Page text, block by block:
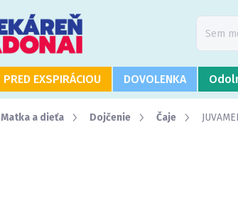
PRED EXSPIRÁCIOU DOVOLENKA
Matka a dieťa Dojčenie Čaje